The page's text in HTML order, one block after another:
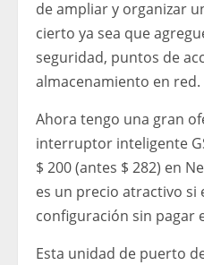
de ampliar y organizar
cierto ya sea que
seguridad, puntos de
almacenamiento en red.
Ahora tengo una gran
interruptor inteligente
$ 200 (antes $ 282) en
es un precio atractivo si
configuración sin pagar
Esta unidad de puerto